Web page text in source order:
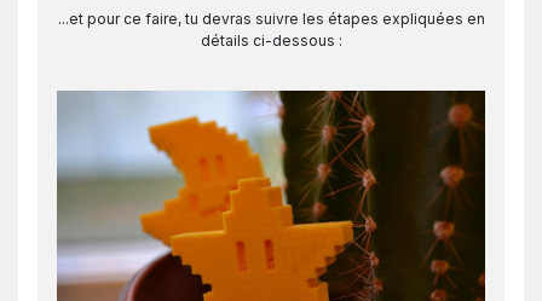
...et pour ce faire, tu devras suivre les étapes expliquées en
détails ci-dessous :